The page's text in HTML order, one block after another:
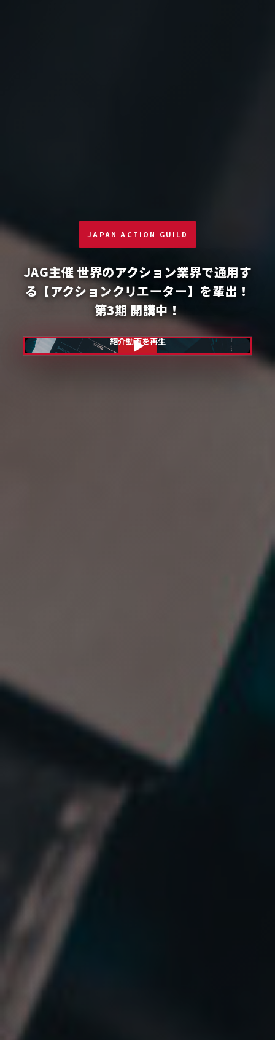
JAPAN ACTION GUILD
JAG主催 世界のアクション業界で通用す
る【アクションクリエーター】を輩出！
第3期 開講中！
紹介動画を再生